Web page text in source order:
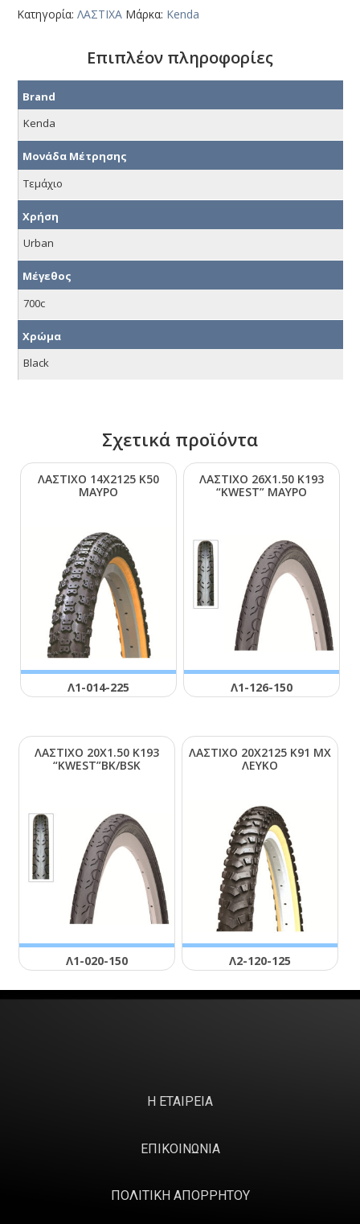
Κατηγορία:ΛΑΣΤΙΧΑ Μάρκα: Kenda
Επιπλέον πληροφορίες
Brand
Kenda
Μονάδα Μέτρησης
Τεμάχιο
Χρήση
Urban
Μέγεθος
700c
Χρώμα
Black
Σχετικά προϊόντα
ΛΑΣΤΙΧΟ 14Χ2125 Κ50
ΜΑΥΡΟ
Λ1-014-225
ΛΑΣΤΙΧΟ 26Χ1.50 Κ193
“ΚWΕSΤ” ΜΑΥΡΟ
Λ1-126-150
ΛΑΣΤΙΧΟ 20Χ1.50 Κ193
“ΚWΕSΤ”ΒΚ/ΒSΚ
Λ1-020-150
ΛΑΣΤΙΧΟ 20Χ2125 Κ91 ΜΧ
ΛΕΥΚΟ
Λ2-120-125
Η ΕΤΑΙΡΕΙΑ
ΕΠΙΚΟΙΝΩΝΙΑ
ΠΟΛΙΤΙΚΗ ΑΠΟΡΡΗΤΟΥ